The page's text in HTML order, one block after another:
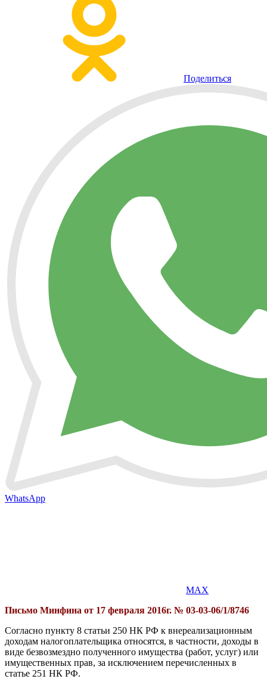
Поделиться
WhatsApp
MAX
Письмо Минфина от 17 февраля 2016г. № 03-03-06/1/8746
Согласно пункту 8 статьи 250 НК РФ к внереализационным
доходам налогоплательщика относятся, в частности, доходы в
виде безвозмездно полученного имущества (работ, услуг) или
имущественных прав, за исключением перечисленных в
статье 251 НК РФ.